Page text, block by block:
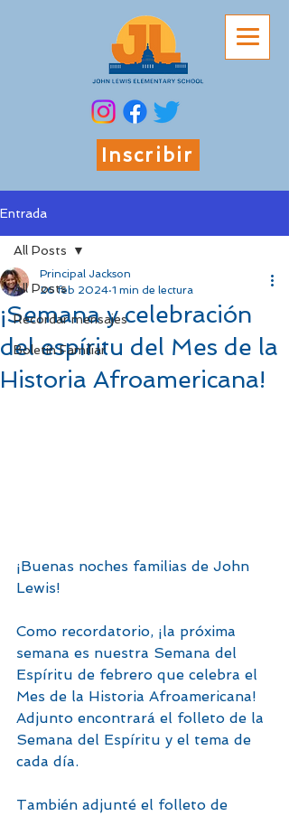
Inscribir
Entrada
All Posts
Recordar mensajes
Boletín Familiar
All Posts
¡Semana y celebración
del espíritu del Mes de la
Historia Afroamericana!
Principal Jackson
26 feb 2024 1 min de lectura
¡Buenas noches familias de John
Lewis!
Como recordatorio, ¡la próxima
semana es nuestra Semana del
Espíritu de febrero que celebra el
Mes de la Historia Afroamericana!
Adjunto encontrará el folleto de la
Semana del Espíritu y el tema de
cada día.
También adjunté el folleto de